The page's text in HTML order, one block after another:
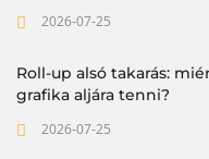
2026-07-25
Roll-up alsó takarás:
grafika aljára tenni?
2026-07-25